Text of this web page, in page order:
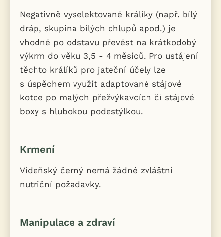
Negativně vyselektované králíky (např. bílý
dráp, skupina bílých chlupů apod.) je
vhodné po odstavu převést na krátkodobý
výkrm do věku 3,5 - 4 měsíců. Pro ustájení
těchto králíků pro jateční účely lze
s úspěchem využít adaptované stájové
kotce po malých přežvýkavcích či stájové
boxy s hlubokou podestýlkou.
Krmení
Vídeňský černý nemá žádné zvláštní
nutriční požadavky.
Manipulace a zdraví